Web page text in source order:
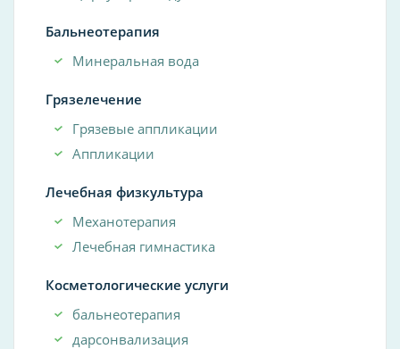
Бальнеотерапия
Минеральная вода
Грязелечение
Грязевые аппликации
Аппликации
Лечебная физкультура
Механотерапия
Лечебная гимнастика
Косметологические услуги
бальнеотерапия
дарсонвализация